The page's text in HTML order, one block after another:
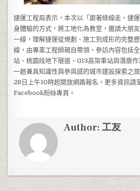
捷運工程局表示，本次以「跟著綠線走・捷
身體驗的方式，將工地化為教室，邀請大朋
一線，理解捷運從規劃、施工到成形的完整
線，由專業工程師親自帶領，參訪內容包括
站、桃園段地下隧道、G13高架車站與潛盾
一趟兼具知識性與參與感的城市建設探索之
28日上午10時起開放網路報名，更多資訊請
Facebook粉絲專頁。
Author: 工友